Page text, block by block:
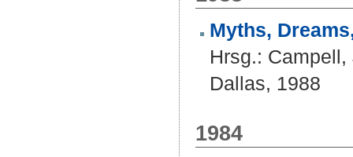
Myths,
Hrsg.: Campell,
Dallas, 1988
1984